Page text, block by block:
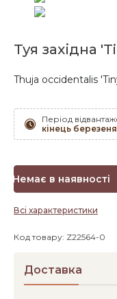
Туя західна
Thuja occidentalis
Період
кінець
Немає в наявності
Всі характеристики
Код товару: Z22564-0
Доставка